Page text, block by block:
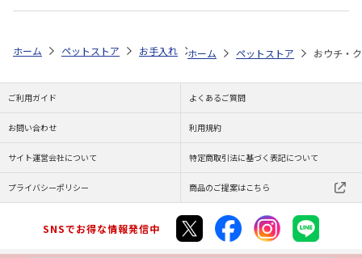
ホーム ペットストア お手入れ シャンプー・トリミング用品（猫用）
ホーム ペットストア おウチ・
ご利用ガイド よくあるご質問
お問い合わせ 利用規約
サイト運営会社について 特定商取引法に基づく表記について
プライバシーポリシー 商品のご提案はこちら
SNSでお得な情報発信中